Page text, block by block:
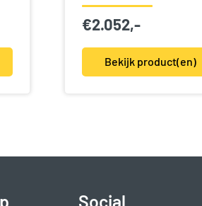
€2.052,-
Bekijk product(en)
Social